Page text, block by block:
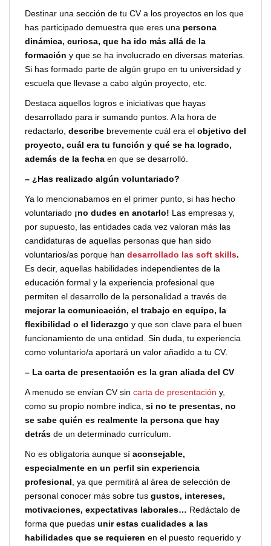
Destinar una sección de tu CV a los proyectos en los que
has participado demuestra que eres una persona
dinámica, curiosa, que ha ido más allá de la
formación y que se ha involucrado en diversas materias.
Si has formado parte de algún grupo en tu universidad y
escuela que llevase a cabo algún proyecto, etc.
Destaca aquellos logros e iniciativas que hayas
desarrollado para ir sumando puntos. A la hora de
redactarlo, describe brevemente cuál era el objetivo del
proyecto, cuál era tu función y qué se ha logrado,
además de la fecha en que se desarrolló.
– ¿Has realizado algún voluntariado?
Ya lo mencionabamos en el primer punto, si has hecho
voluntariado ¡no dudes en anotarlo! Las empresas y,
por supuesto, las entidades cada vez valoran más las
candidaturas de aquellas personas que han sido
voluntarios/as porque han desarrollado las soft skills.
Es decir, aquellas habilidades independientes de la
educación formal y la experiencia profesional que
permiten el desarrollo de la personalidad a través de
mejorar la comunicación, el trabajo en equipo, la
flexibilidad o el liderazgo y que son clave para el buen
funcionamiento de una entidad. Sin duda, tu experiencia
como voluntario/a aportará un valor añadido a tu CV.
– La carta de presentación es la gran aliada del CV
A menudo se envían CV sin carta de presentación y,
como su propio nombre indica, si no te presentas, no
se sabe quién es realmente la persona que hay
detrás de un determinado currículum.
No es obligatoria aunque sí aconsejable,
especialmente en un perfil sin experiencia
profesional, ya que permitirá al área de selección de
personal conocer más sobre tus gustos, intereses,
motivaciones, expectativas laborales… Redáctalo de
forma que puedas unir estas cualidades a las
habilidades que se requieren en el puesto requerido y